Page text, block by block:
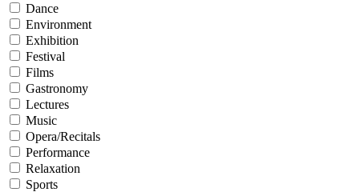
Dance
Environment
Exhibition
Festival
Films
Gastronomy
Lectures
Music
Opera/Recitals
Performance
Relaxation
Sports